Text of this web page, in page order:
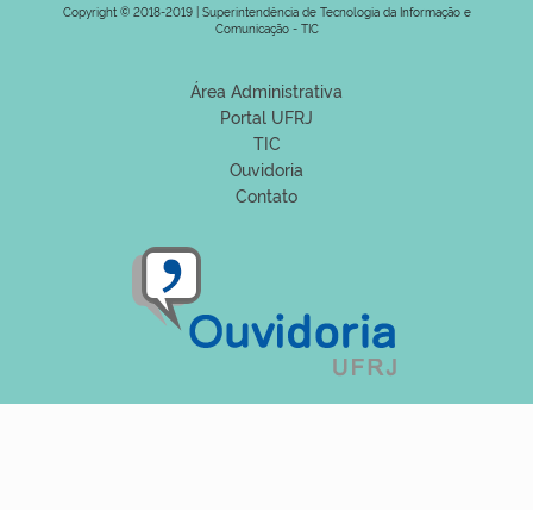
Copyright © 2018-2019 | Superintendência de Tecnologia da Informação e
Comunicação - TIC
Área Administrativa
Portal UFRJ
TIC
Ouvidoria
Contato